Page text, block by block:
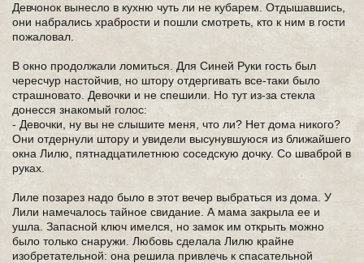
Девчонок вынесло в кухню чуть ли не кубарем. Отдышавшись,
они набрались храбрости и пошли смотреть, кто к ним в гости
пожаловал.
В окно продолжали ломиться. Для Синей Руки гость был
чересчур настойчив, но штору отдергивать все-таки было
страшновато. Девочки и не спешили. Но тут из-за стекла
донесся знакомый голос:
- Девочки, ну вы не слышите меня, что ли? Нет дома никого?
Они отдернули штору и увидели высунувшуюся из ближайшего
окна Лилю, пятнадцатилетнюю соседскую дочку. Со шваброй в
руках.
Лиле позарез надо было в этот вечер выбраться из дома. У
Лили намечалось тайное свидание. А мама закрыла ее и
ушла. Запасной ключ имелся, но замок им открыть можно
было только снаружи. Любовь сделала Лилю крайне
изобретательной: она решила привлечь к спасательной